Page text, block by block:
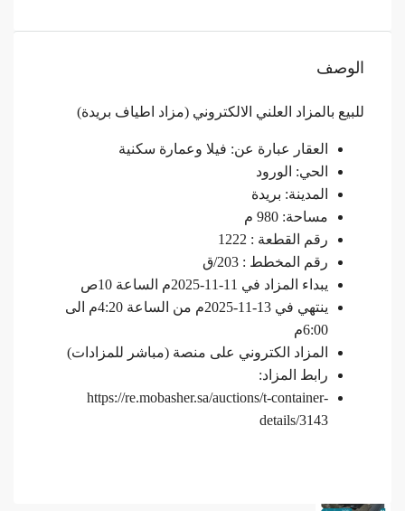
الوصف
للبيع بالمزاد العلني الالكتروني (مزاد اطياف بريدة)
العقار عبارة عن: فيلا وعمارة سكنية
الحي: الورود
المدينة: بريدة
مساحة: 980 م
رقم القطعة : 1222
رقم المخطط : 203/ق
يبداء المزاد في 11-11-2025م الساعة 10ص
ينتهي في 13-11-2025م من الساعة 4:20م الى
6:00م
المزاد الكتروني على منصة (مباشر للمزادات)
رابط المزاد:
https://re.mobasher.sa/auctions/t-container-
details/3143